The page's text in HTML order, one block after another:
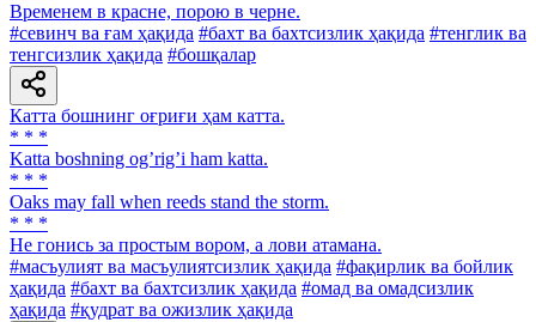
Временем в красне, порою в черне.
#севинч ва ғам ҳақида #бахт ва бахтсизлик ҳақида #тенглик ва
тенгсизлик ҳақида #бошқалар
Катта бошнинг оғриғи ҳам катта.
* * *
Katta boshning ogʼrigʼi ham katta.
* * *
Oaks may fall when reeds stand the storm.
* * *
He гонись за простым вором, а лови атамана.
#масъулият ва масъулиятсизлик ҳақида #фақирлик ва бойлик
ҳақида #бахт ва бахтсизлик ҳақида #омад ва омадсизлик
ҳақида #қудрат ва ожизлик ҳақида